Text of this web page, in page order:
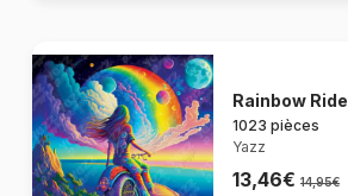
Rainbow Ride
1023 pièces
Yazz
13,46€ 14,95€